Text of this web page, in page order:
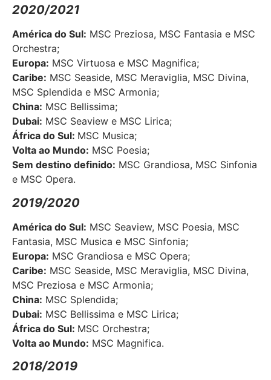
2020/2021
América do Sul: MSC Preziosa, MSC Fantasia e MSC
Orchestra;
Europa: MSC Virtuosa e MSC Magnifica;
Caribe: MSC Seaside, MSC Meraviglia, MSC Divina,
MSC Splendida e MSC Armonia;
China: MSC Bellissima;
Dubai: MSC Seaview e MSC Lirica;
África do Sul: MSC Musica;
Volta ao Mundo: MSC Poesia;
Sem destino definido: MSC Grandiosa, MSC Sinfonia
e MSC Opera.
2019/2020
América do Sul: MSC Seaview, MSC Poesia, MSC
Fantasia, MSC Musica e MSC Sinfonia;
Europa: MSC Grandiosa e MSC Opera;
Caribe: MSC Seaside, MSC Meraviglia, MSC Divina,
MSC Preziosa e MSC Armonia;
China: MSC Splendida;
Dubai: MSC Bellissima e MSC Lirica;
África do Sul: MSC Orchestra;
Volta ao Mundo: MSC Magnifica.
2018/2019